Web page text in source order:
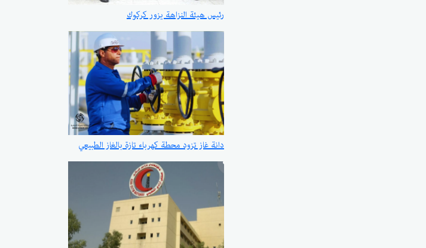
رئيس هيئة النزاهة يزور كركوك
دانة غاز تزود محطة كهرباء تازة بالغاز الطبيعي